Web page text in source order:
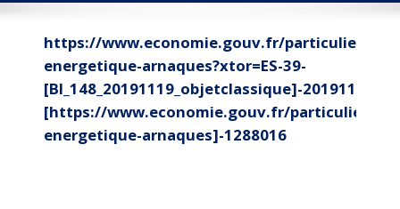
https://www.economie.gouv.fr/particuliers/
energetique-arnaques?xtor=ES-39-
[BI_148_20191119_objetclassique]-20191119-
[https://www.economie.gouv.fr/particuliers/
energetique-arnaques]-1288016